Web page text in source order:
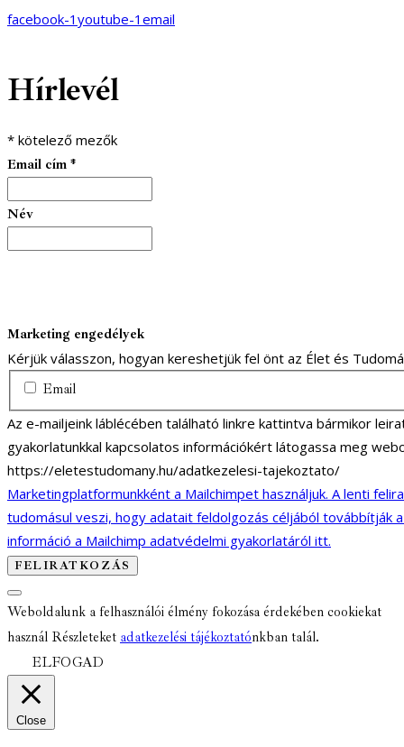
facebook-1 youtube-1 email
Hírlevél
* kötelező mezők
Email cím *
Név
Marketing engedélyek
Kérjük válasszon, hogyan kereshetjük fel önt az Élet és
Email
Az e-mailjeink láblécében található linkre kattintva bármikor
gyakorlatunkkal kapcsolatos információkért látogassa meg
https://eletestudomany.hu/adatkezelesi-tajekoztato/
Marketingplatformunkként a Mailchimpet használjuk. A lenti
tudomásul veszi, hogy adatait feldolgozás céljából továbbítják
információ a Mailchimp adatvédelmi gyakorlatáról itt.
Weboldalunk a felhasználói élmény fokozása érdekében cookiekat
használ Részleteket adatkezelési tájékoztatónkban talál.
ELFOGAD
Close